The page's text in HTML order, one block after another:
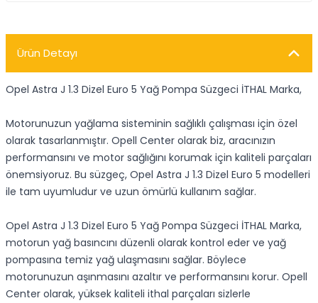
Ürün Detayı
Opel Astra J 1.3 Dizel Euro 5 Yağ Pompa Süzgeci İTHAL Marka,
Motorunuzun yağlama sisteminin sağlıklı çalışması için özel
olarak tasarlanmıştır. Opell Center olarak biz, aracınızın
performansını ve motor sağlığını korumak için kaliteli parçaları
önemsiyoruz. Bu süzgeç, Opel Astra J 1.3 Dizel Euro 5 modelleri
ile tam uyumludur ve uzun ömürlü kullanım sağlar.
Opel Astra J 1.3 Dizel Euro 5 Yağ Pompa Süzgeci İTHAL Marka,
motorun yağ basıncını düzenli olarak kontrol eder ve yağ
pompasına temiz yağ ulaşmasını sağlar. Böylece
motorunuzun aşınmasını azaltır ve performansını korur. Opell
Center olarak, yüksek kaliteli ithal parçaları sizlerle